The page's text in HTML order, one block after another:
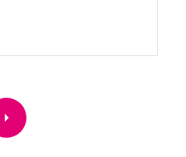
arrow_right